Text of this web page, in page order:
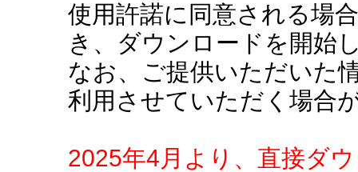
使用許諾に同意される場
き、ダウンロードを開始
なお、ご提供いただいた
利用させていただく場合
2025年4月より、直接ダ